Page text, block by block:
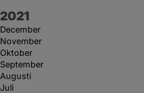
År:
2021
December
November
Oktober
September
Augusti
Juli